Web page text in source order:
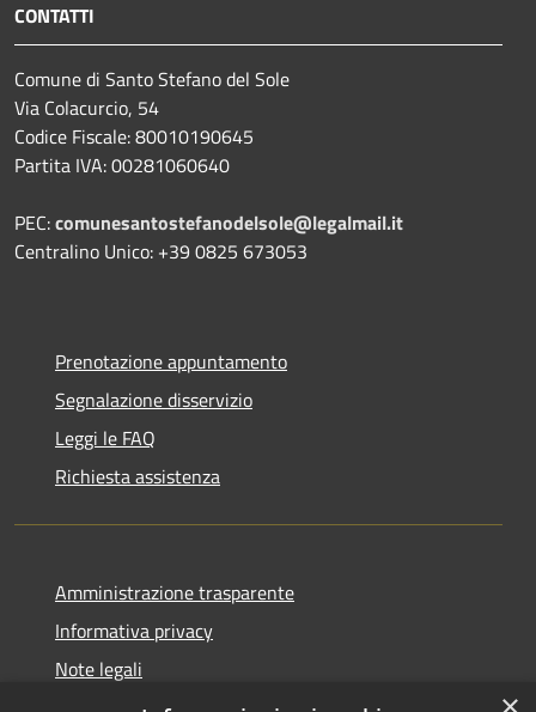
CONTATTI
Comune di Santo Stefano del Sole
Via Colacurcio, 54
Codice Fiscale: 80010190645
Partita IVA: 00281060640
PEC:comunesantostefanodelsole@legalmail.it
Centralino Unico: +39 0825 673053
Prenotazione appuntamento
Segnalazione disservizio
Leggi le FAQ
Richiesta assistenza
Amministrazione trasparente
Informativa privacy
Note legali